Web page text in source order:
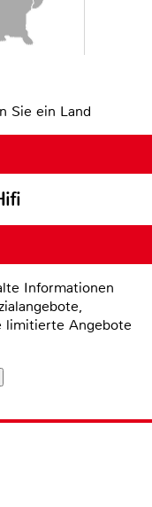
Sie ein Land
Informationen
limitierte Angebote